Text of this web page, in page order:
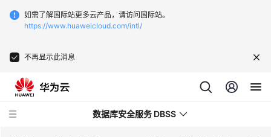
如需了解国际站更多云产品，请访问国际站。
https://www.huaweicloud.com/intl/
不再显示此消息
数据库安全服务 DBSS